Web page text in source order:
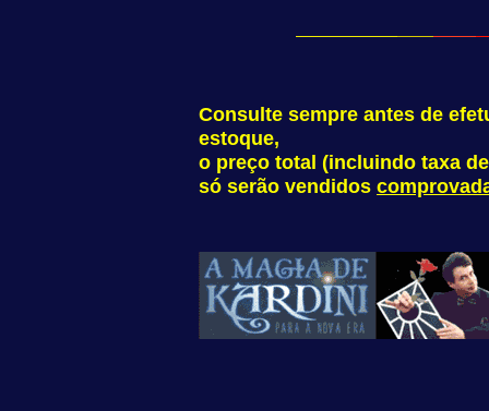
Consulte sempre antes de
estoque,
o preço total (incluindo taxa
só serão vendidos